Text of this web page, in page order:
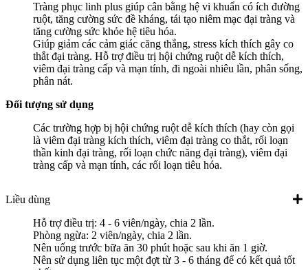
Tràng phục linh plus giúp cân bằng hệ vi khuẩn có ích đường
ruột, tăng cường sức đề kháng, tái tạo niêm mạc đại tràng và
tăng cường sức khỏe hệ tiêu hóa.
Giúp giảm các cảm giác căng thẳng, stress kích thích gây co
thắt đại tràng. Hỗ trợ điều trị hội chứng ruột dễ kích thích,
viêm đại tràng cấp và mạn tính, đi ngoài nhiêu lần, phân sống,
phân nát.
Đối tượng sử dụng
Các trường hợp bị hội chứng ruột dễ kích thích (hay còn gọi
là viêm đại tràng kích thích, viêm đại tràng co thắt, rối loạn
thần kinh đại tràng, rối loạn chức năng đại tràng), viêm đại
tràng cấp và mạn tính, các rối loạn tiêu hóa.
Liều dùng
Hỗ trợ điều trị: 4 - 6 viên/ngày, chia 2 lần.
Phòng ngừa: 2 viên/ngày, chia 2 lần.
Nên uống trước bữa ăn 30 phút hoặc sau khi ăn 1 giờ.
Nên sử dụng liên tục một đợt từ 3 - 6 tháng để có kết quả tốt